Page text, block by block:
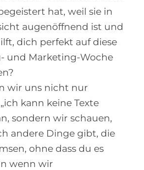
hat, weil sie in
augenöffnend ist und
dich perfekt auf diese
und Marketing-Woche
wir uns nicht nur
kann keine Texte
sondern wir schauen,
andere Dinge gibt, die
ohne dass du es
wenn wir